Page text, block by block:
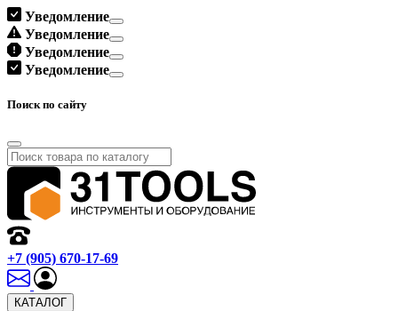
Уведомление
Уведомление
Уведомление
Уведомление
Поиск по сайту
+7 (905) 670-17-69
КАТАЛОГ